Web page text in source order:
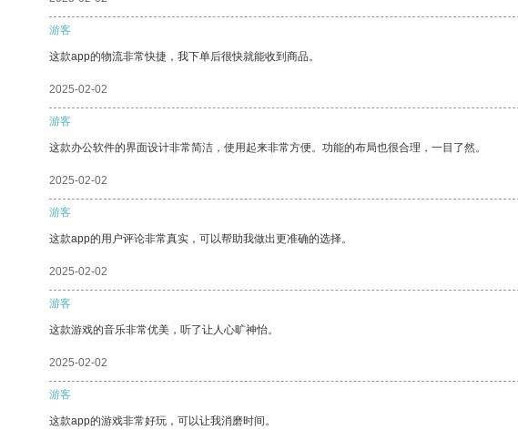
游客
这款app的物流非常快捷，我下单后很快就能收到商品。
2025-02-02
游客
这款办公软件的界面设计非常简洁，使用起来非常方便。功能的布局也很合理，一目了然。
2025-02-02
游客
这款app的用户评论非常真实，可以帮助我做出更准确的选择。
2025-02-02
游客
这款游戏的音乐非常优美，听了让人心旷神怡。
2025-02-02
游客
这款app的游戏非常好玩，可以让我消磨时间。